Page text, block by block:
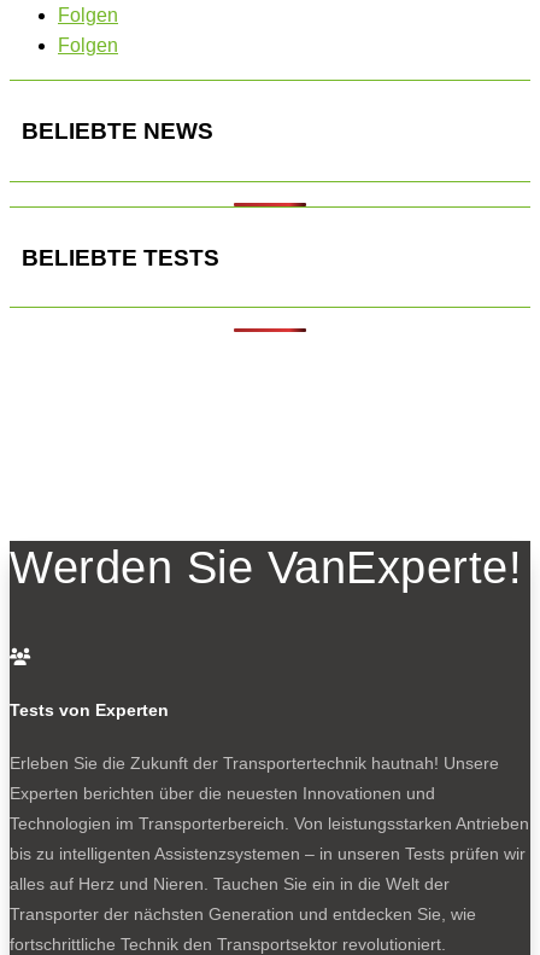
Folgen
Folgen
BELIEBTE NEWS
BELIEBTE TESTS
Werden Sie VanExperte!

Tests von Experten
Erleben Sie die Zukunft der Transportertechnik hautnah! Unsere
Experten berichten über die neuesten Innovationen und
Technologien im Transporterbereich. Von leistungsstarken Antrieben
bis zu intelligenten Assistenzsystemen – in unseren Tests prüfen wir
alles auf Herz und Nieren. Tauchen Sie ein in die Welt der
Transporter der nächsten Generation und entdecken Sie, wie
fortschrittliche Technik den Transportsektor revolutioniert.